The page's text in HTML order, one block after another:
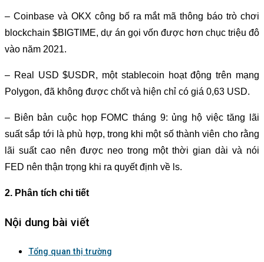
– Coinbase và OKX công bố ra mắt mã thông báo trò chơi
blockchain $BIGTIME, dự án gọi vốn được hơn chục triệu đô
vào năm 2021.
– Real USD $USDR, một stablecoin hoạt động trên mạng
Polygon, đã không được chốt và hiện chỉ có giá 0,63 USD.
– Biên bản cuộc họp FOMC tháng 9: ủng hộ việc tăng lãi
suất sắp tới là phù hợp, trong khi một số thành viên cho rằng
lãi suất cao nên được neo trong một thời gian dài và nói
FED nên thận trọng khi ra quyết định về ls.
2. Phân tích chi tiết
Nội dung bài viết
Tổng quan thị trường